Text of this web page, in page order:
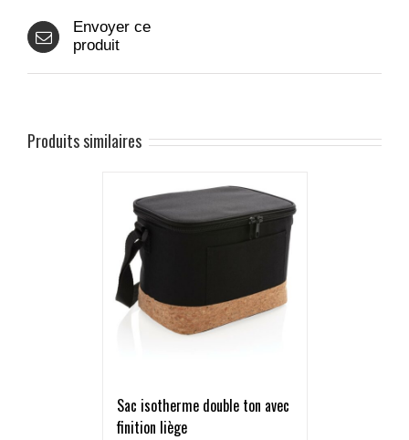
Envoyer ce
produit
Produits similaires
Sac isotherme double ton avec
finition liège